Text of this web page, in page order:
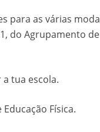
para as várias
do Agrupamento
tua escola.
Física.